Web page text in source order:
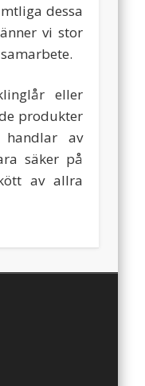
dessa
vi stor
eller
produkter
av
säker på
av allra